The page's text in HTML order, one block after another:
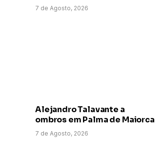
7 de Agosto, 2026
Alejandro Talavante a
ombros em Palma de Maiorca
7 de Agosto, 2026